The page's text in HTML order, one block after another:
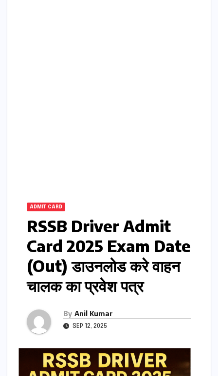
ADMIT CARD
RSSB Driver Admit
Card 2025 Exam Date
(Out) डाउनलोड करे वाहन
चालक का प्रवेश पत्र
By Anil Kumar
SEP 12, 2025